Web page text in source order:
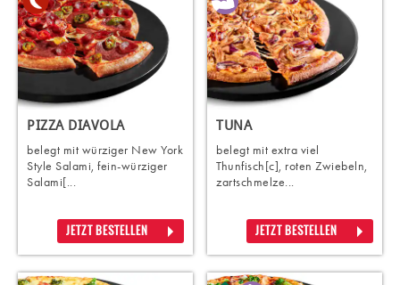
PIZZA DIAVOLA
belegt mit würziger New York
Style Salami, fein-würziger
Salami[...
JETZT BESTELLEN
TUNA
belegt mit extra viel
Thunfisch[c], roten Zwiebeln,
zartschmelze...
JETZT BESTELLEN